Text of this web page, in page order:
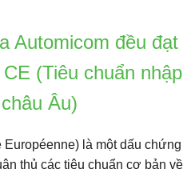
Automicom đều đạt
(Tiêu chuẩn nhập
Âu)
Européenne) là một dấu chứng
thủ các tiêu chuẩn cơ bản về